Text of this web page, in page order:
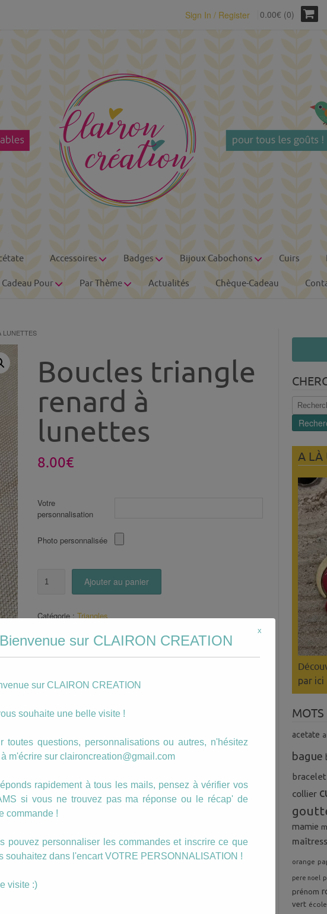
Sign In / Register 0.00€ (0)
Accessoires Badges Bijoux Cabochons Cuirs
Cadeau Pour Par Thème Actualités Chèque-Cadeau
LUNETTES
Boucles triangle
renard à
lunettes
8.00€
Votre
personnalisation
Photo personnalisée
renard
lunettes
Ajouter au panier
Catégorie :Triangles
Description
La taille du motif est de 20mm de diamètre.
Ce MOTIF peut être inséré dans n’importe quel
type de bijoux ou dans un autre format de boucles.
pour :
A LÀ
par ici
MOTS
acetate
bague
bracelet
collier
mamie
orange
pere noel
prénom
vert école
Bienvenue sur CLAIRON CREATION
sur CLAIRON CREATION
souhaite une belle visite !
toutes questions, personnalisations ou autres, n'hésitez
m'écrire sur claironcreation@gmail.com
rapidement à tous les mails, pensez à vérifier vos
si vous ne trouvez pas ma réponse ou le récap' de
commande !
pouvez personnaliser les commandes et inscrire ce que
souhaitez dans l'encart VOTRE PERSONNALISATION !
visite :)
x